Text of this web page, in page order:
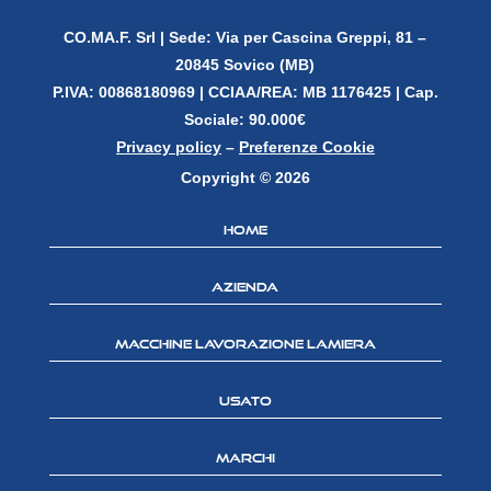
CO.MA.F. Srl |Sede: Via per Cascina Greppi, 81 –
20845 Sovico (MB)
P.IVA: 00868180969 | CCIAA/REA: MB 1176425 | Cap.
Sociale: 90.000€
Privacy policy– Preferenze Cookie
Copyright © 2026
Home
Azienda
Macchine lavorazione lamiera
Usato
Marchi